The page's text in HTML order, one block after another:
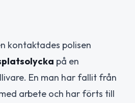
kontaktades polisen
på en
En man har fallit från
arbete och har förts till